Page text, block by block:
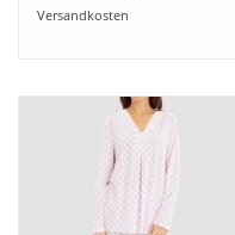
Versandkosten